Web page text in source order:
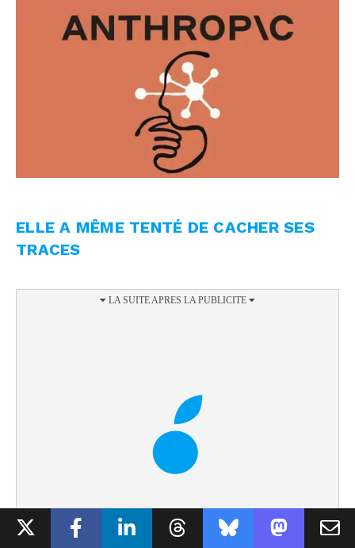
ELLE A MÊME TENTÉ DE CACHER SES
TRACES